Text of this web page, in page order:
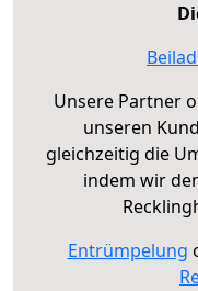
Unsere Partner
unseren
gleichzeitig die
indem wir
Entrümpelung